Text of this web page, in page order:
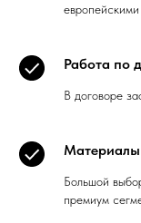
Работа по
В договоре
Материалы
Большой
премиум